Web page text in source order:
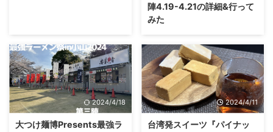
陣4.19-4.21の詳細&行って
みた
2024/4/18
大つけ麺博Presents最強ラ
2024/4/11
台湾発スイーツ『パイナッ